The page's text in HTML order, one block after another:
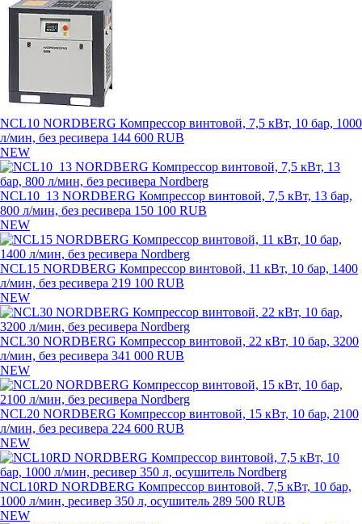
NCL10 NORDBERG Компрессор винтовой, 7,5 кВт, 10 бар, 1000
л/мин, без ресивера 144 600 RUB
NEW
NCL10_13 NORDBERG Компрессор винтовой, 7,5 кВт, 13 бар,
800 л/мин, без ресивера 150 100 RUB
NEW
NCL15 NORDBERG Компрессор винтовой, 11 кВт, 10 бар, 1400
л/мин, без ресивера 219 100 RUB
NEW
NCL30 NORDBERG Компрессор винтовой, 22 кВт, 10 бар, 3200
л/мин, без ресивера 341 000 RUB
NEW
NCL20 NORDBERG Компрессор винтовой, 15 кВт, 10 бар, 2100
л/мин, без ресивера 224 600 RUB
NEW
NCL10RD NORDBERG Компрессор винтовой, 7,5 кВт, 10 бар,
1000 л/мин, ресивер 350 л, осушитель 289 500 RUB
NEW